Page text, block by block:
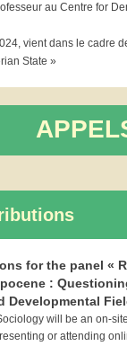
au Centre for
vient dans le cadre
State »
for the panel «
:
Developmental
will be an on-
or attending